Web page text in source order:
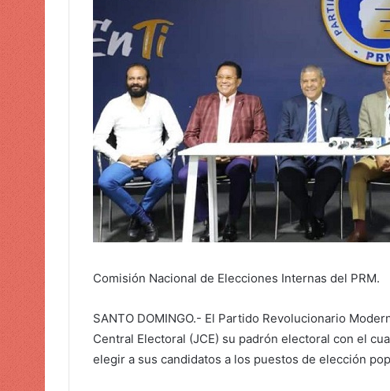
e
o
e
l
c
t
r
n
c
Comisión Nacional de Elecciones Internas del PRM.
SANTO DOMINGO.- El Partido Revolucionario
Central Electoral (JCE) su padrón electoral con el
elegir a sus candidatos a los puestos de elección